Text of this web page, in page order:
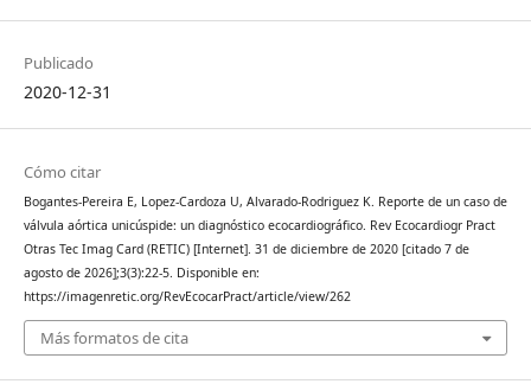
Publicado
2020-12-31
Cómo citar
Bogantes-Pereira E, Lopez-Cardoza U, Alvarado-Rodriguez K. Reporte de un caso de
válvula aórtica unicúspide: un diagnóstico ecocardiográfico. Rev Ecocardiogr Pract
Otras Tec Imag Card (RETIC) [Internet]. 31 de diciembre de 2020 [citado 7 de
agosto de 2026];3(3):22-5. Disponible en:
https://imagenretic.org/RevEcocarPract/article/view/262
Más formatos de cita